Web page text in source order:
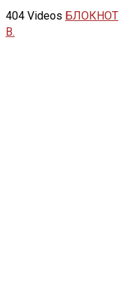
404 Videos БЛОКНОТ
В.